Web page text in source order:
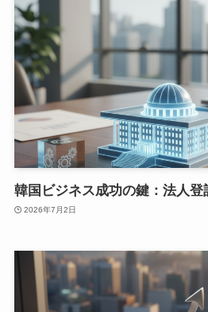
韓国ビジネス成功の鍵：法人登
2026年7月2日